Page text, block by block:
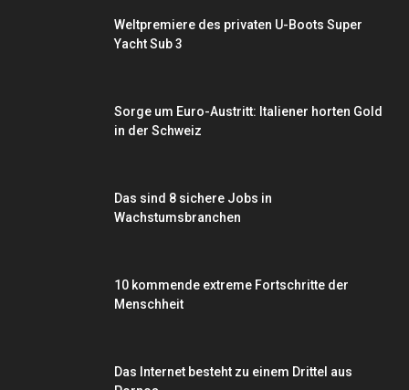
Weltpremiere des privaten U-Boots Super
Yacht Sub 3
Sorge um Euro-Austritt: Italiener horten Gold
in der Schweiz
Das sind 8 sichere Jobs in
Wachstumsbranchen
10 kommende extreme Fortschritte der
Menschheit
Das Internet besteht zu einem Drittel aus